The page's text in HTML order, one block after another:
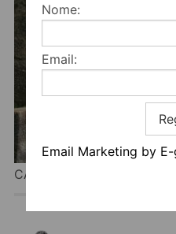
Nome:
Email:
Email Marketing by
CASA DO CERRADO DO